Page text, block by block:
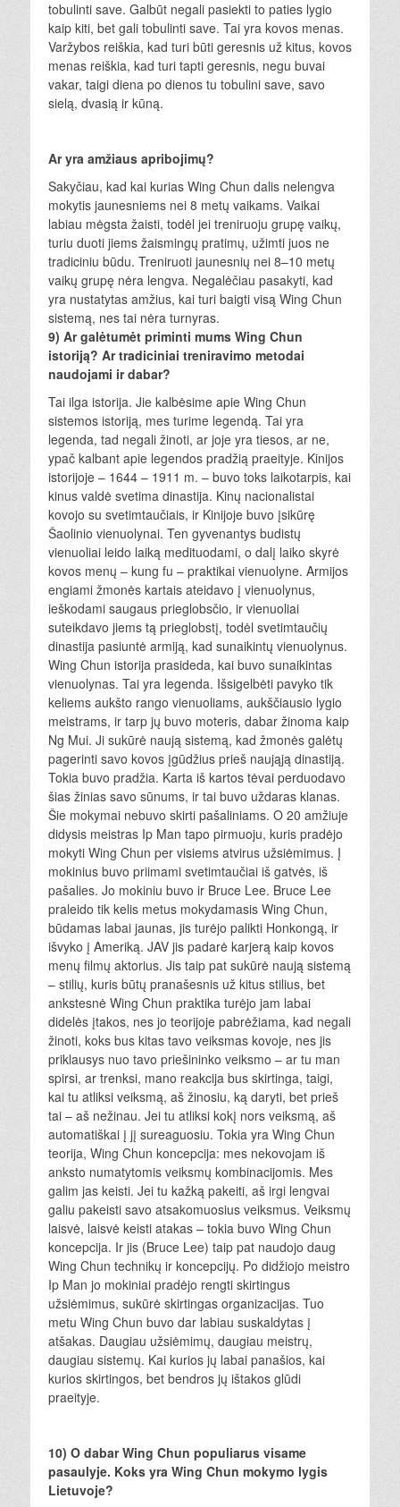
tobulinti save. Galbūt negali pasiekti to paties lygio
kaip kiti, bet gali tobulinti save. Tai yra kovos menas.
Varžybos reiškia, kad turi būti geresnis už kitus, kovos
menas reiškia, kad turi tapti geresnis, negu buvai
vakar, taigi diena po dienos tu tobulini save, savo
sielą, dvasią ir kūną.
Ar yra amžiaus apribojimų?
Sakyčiau, kad kai kurias Wing Chun dalis nelengva
mokytis jaunesniems nei 8 metų vaikams. Vaikai
labiau mėgsta žaisti, todėl jei treniruoju grupę vaikų,
turiu duoti jiems žaismingų pratimų, užimti juos ne
tradiciniu būdu. Treniruoti jaunesnių nei 8–10 metų
vaikų grupę nėra lengva. Negalėčiau pasakyti, kad
yra nustatytas amžius, kai turi baigti visą Wing Chun
sistemą, nes tai nėra turnyras.
9) Ar galėtumėt priminti mums Wing Chun
istoriją? Ar tradiciniai treniravimo metodai
naudojami ir dabar?
Tai ilga istorija. Jie kalbėsime apie Wing Chun
sistemos istoriją, mes turime legendą. Tai yra
legenda, tad negali žinoti, ar joje yra tiesos, ar ne,
ypač kalbant apie legendos pradžią praeityje. Kinijos
istorijoje – 1644 – 1911 m. – buvo toks laikotarpis, kai
kinus valdė svetima dinastija. Kinų nacionalistai
kovojo su svetimtaučiais, ir Kinijoje buvo įsikūrę
Šaolinio vienuolynai. Ten gyvenantys budistų
vienuoliai leido laiką medituodami, o dalį laiko skyrė
kovos menų – kung fu – praktikai vienuolyne. Armijos
engiami žmonės kartais ateidavo į vienuolynus,
ieškodami saugaus prieglobsčio, ir vienuoliai
suteikdavo jiems tą prieglobstį, todėl svetimtaučių
dinastija pasiuntė armiją, kad sunaikintų vienuolynus.
Wing Chun istorija prasideda, kai buvo sunaikintas
vienuolynas. Tai yra legenda. Išsigelbėti pavyko tik
keliems aukšto rango vienuoliams, aukščiausio lygio
meistrams, ir tarp jų buvo moteris, dabar žinoma kaip
Ng Mui. Ji sukūrė naują sistemą, kad žmonės galėtų
pagerinti savo kovos įgūdžius prieš naująją dinastiją.
Tokia buvo pradžia. Karta iš kartos tėvai perduodavo
šias žinias savo sūnums, ir tai buvo uždaras klanas.
Šie mokymai nebuvo skirti pašaliniams. O 20 amžiuje
didysis meistras Ip Man tapo pirmuoju, kuris pradėjo
mokyti Wing Chun per visiems atvirus užsiėmimus. Į
mokinius buvo priimami svetimtaučiai iš gatvės, iš
pašalies. Jo mokiniu buvo ir Bruce Lee. Bruce Lee
praleido tik kelis metus mokydamasis Wing Chun,
būdamas labai jaunas, jis turėjo palikti Honkongą, ir
išvyko į Ameriką. JAV jis padarė karjerą kaip kovos
menų filmų aktorius. Jis taip pat sukūrė naują sistemą
– stilių, kuris būtų pranašesnis už kitus stilius, bet
ankstesnė Wing Chun praktika turėjo jam labai
didelės įtakos, nes jo teorijoje pabrėžiama, kad negali
žinoti, koks bus kitas tavo veiksmas kovoje, nes jis
priklausys nuo tavo priešininko veiksmo – ar tu man
spirsi, ar trenksi, mano reakcija bus skirtinga, taigi,
kai tu atliksi veiksmą, aš žinosiu, ką daryti, bet prieš
tai – aš nežinau. Jei tu atliksi kokį nors veiksmą, aš
automatiškai į jį sureaguosiu. Tokia yra Wing Chun
teorija, Wing Chun koncepcija: mes nekovojam iš
anksto numatytomis veiksmų kombinacijomis. Mes
galim jas keisti. Jei tu kažką pakeiti, aš irgi lengvai
galiu pakeisti savo atsakomuosius veiksmus. Veiksmų
laisvė, laisvė keisti atakas – tokia buvo Wing Chun
koncepcija. Ir jis (Bruce Lee) taip pat naudojo daug
Wing Chun technikų ir koncepcijų. Po didžiojo meistro
Ip Man jo mokiniai pradėjo rengti skirtingus
užsiėmimus, sukūrė skirtingas organizacijas. Tuo
metu Wing Chun buvo dar labiau suskaldytas į
atšakas. Daugiau užsiėmimų, daugiau meistrų,
daugiau sistemų. Kai kurios jų labai panašios, kai
kurios skirtingos, bet bendros jų ištakos glūdi
praeityje.
10) O dabar Wing Chun populiarus visame
pasaulyje. Koks yra Wing Chun mokymo lygis
Lietuvoje?